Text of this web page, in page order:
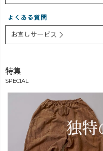
よくある質問
お直しサービス ＞
特集
SPECIAL